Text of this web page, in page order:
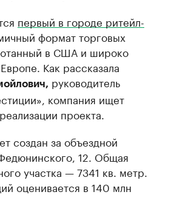
первый в городе ритейл-
формат торговых
в США и широко
Как рассказала
руководитель
компания ищет
проекта.
создан за объездной
12. Общая
участка — 7341 кв. метр.
оценивается в 140 млн